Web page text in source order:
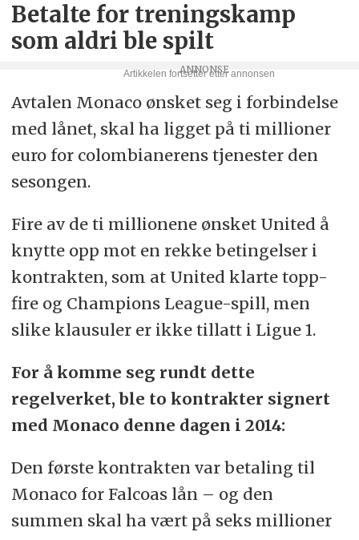
Betalte for treningskamp
som aldri ble spilt
Avtalen Monaco ønsket seg i forbindelse
med lånet, skal ha ligget på ti millioner
euro for colombianerens tjenester den
sesongen.
Fire av de ti millionene ønsket United å
knytte opp mot en rekke betingelser i
kontrakten, som at United klarte topp-
fire og Champions League-spill, men
slike klausuler er ikke tillatt i Ligue 1.
For å komme seg rundt dette
regelverket, ble to kontrakter signert
med Monaco denne dagen i 2014:
Den første kontrakten var betaling til
Monaco for Falcoas lån – og den
summen skal ha vært på seks millioner